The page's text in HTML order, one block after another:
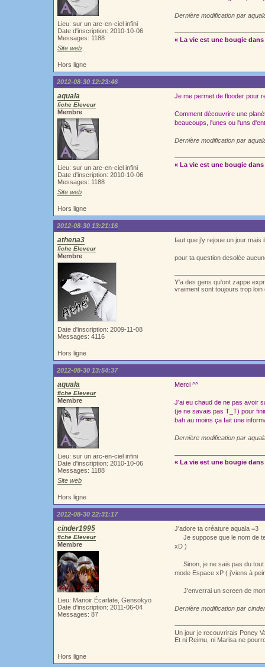
Lieu: sur un arc-en-ciel infini
Date d'inscription: 2010-10-06
Messages: 1188
Site web
Dernière modification par
« La vie est une bougie dans
Hors ligne
2012-08-30 12:23:46
aquala
fiche Eleveur
Membre
Lieu: sur un arc-en-ciel infini
Date d'inscription: 2010-10-06
Messages: 1188
Site web
Je me permet de flooder pour
Comment découvrire une
beaucoups, l'unes ou l'uns
Dernière modification par
« La vie est une bougie dans
Hors ligne
2012-08-30 13:21:16
athena3
fiche Eleveur
Membre
Date d'inscription: 2009-11-08
Messages: 4116
faut que j'y rejoue un jour
pour ta question desolée
Y'a des gens qu'ont zappe
vraiment sont toujours trop
Hors ligne
2012-08-30 13:54:37
aquala
fiche Eleveur
Membre
Lieu: sur un arc-en-ciel infini
Date d'inscription: 2010-10-06
Messages: 1188
Site web
Merci ^^
J'ai eu chaud de ne pas avoir
(je ne savais pas T_T) pour
bah au moins ça fait une
Dernière modification par
« La vie est une bougie dans
Hors ligne
2012-08-30 22:31:17
cinder1995
fiche Eleveur
Membre
Lieu: Manoir Écarlate, Gensokyo
Date d'inscription: 2011-06-04
Messages: 87
J'adore ta créature aquala =3
Je suppose que le nom de
xD )
Sinon, je ne sais pas du tout
mode Espace xP ( j'viens à
J'enverrai un screen de
Dernière modification par
Un jour je recouvrirais Poney
Et ni Reimu, ni Marisa ne
Hors ligne